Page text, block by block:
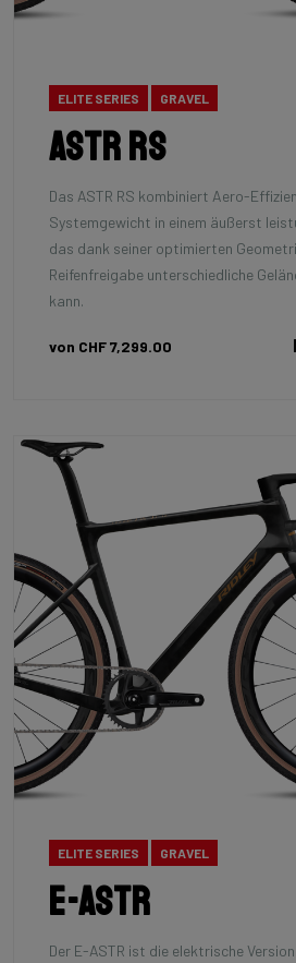
ELITE SERIES GRAVEL
Astr RS
Das ASTR RS kombiniert Aero-
Systemgewicht in einem äußerst
das dank seiner optimierten
Reifenfreigabe unterschiedliche
kann.
von CHF 7,299.00
ELITE SERIES GRAVEL
E-Astr
Der E-ASTR ist die elektrische